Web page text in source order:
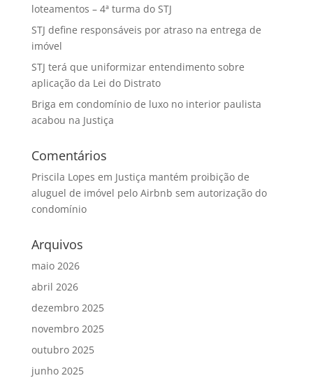
loteamentos – 4ª turma do STJ
STJ define responsáveis por atraso na entrega de
imóvel
STJ terá que uniformizar entendimento sobre
aplicação da Lei do Distrato
Briga em condomínio de luxo no interior paulista
acabou na Justiça
Comentários
Priscila Lopes em Justiça mantém proibição de
aluguel de imóvel pelo Airbnb sem autorização do
condomínio
Arquivos
maio 2026
abril 2026
dezembro 2025
novembro 2025
outubro 2025
junho 2025